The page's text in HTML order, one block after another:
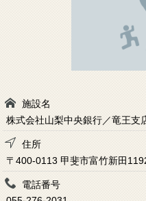
施設名
株式会社山梨中央銀行／竜王支
住所
〒400-0113 甲斐市富竹新田
電話番号